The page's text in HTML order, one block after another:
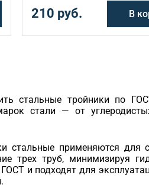
210 руб. В
стальные тройники по
стали — от
стальные применяются для
трех труб, минимизируя
и подходят для